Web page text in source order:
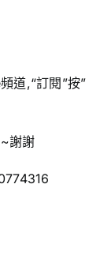
道,“訂閱”按”
謝謝